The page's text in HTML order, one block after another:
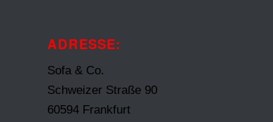
ADRESSE:
Sofa & Co.
Schweizer Straße 90
60594 Frankfurt